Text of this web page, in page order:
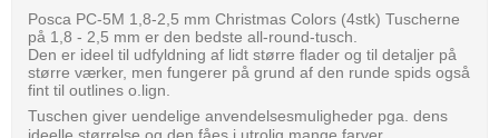
Posca PC-5M 1,8-2,5 mm Christmas Colors (4stk) Tuscherne
på 1,8 - 2,5 mm er den bedste all-round-tusch.
Den er ideel til udfyldning af lidt større flader og til detaljer på
større værker, men fungerer på grund af den runde spids også
fint til outlines o.lign.
Tuschen giver uendelige anvendelsesmuligheder pga. dens